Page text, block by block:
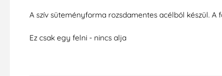
A szív süteményforma rozsdamentes acélból készül.
Ez csak egy felni - nincs alja